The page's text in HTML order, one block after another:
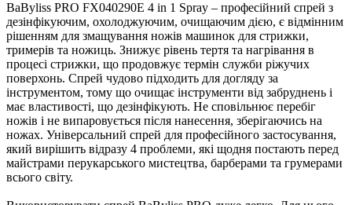
BaByliss PRO FX040290E 4 in 1 Spray – професійний спрей з
дезінфікуючим, охолоджуючим, очищаючим дією, є відмінним
рішенням для змащування ножів машинок для стрижки,
тримерів та ножиць. Знижує рівень тертя та нагрівання в
процесі стрижки, що продовжує термін служби ріжучих
поверхонь. Спрей чудово підходить для догляду за
інструментом, тому що очищає інструменти від забруднень і
має властивості, що дезінфікують. Не сповільнює перебіг
ножів і не випаровується після нанесення, зберігаючись на
ножах. Універсальний спрей для професійного застосування,
який вирішить відразу 4 проблеми, які щодня постають перед
майстрами перукарського мистецтва, барберами та грумерами
всього світу.